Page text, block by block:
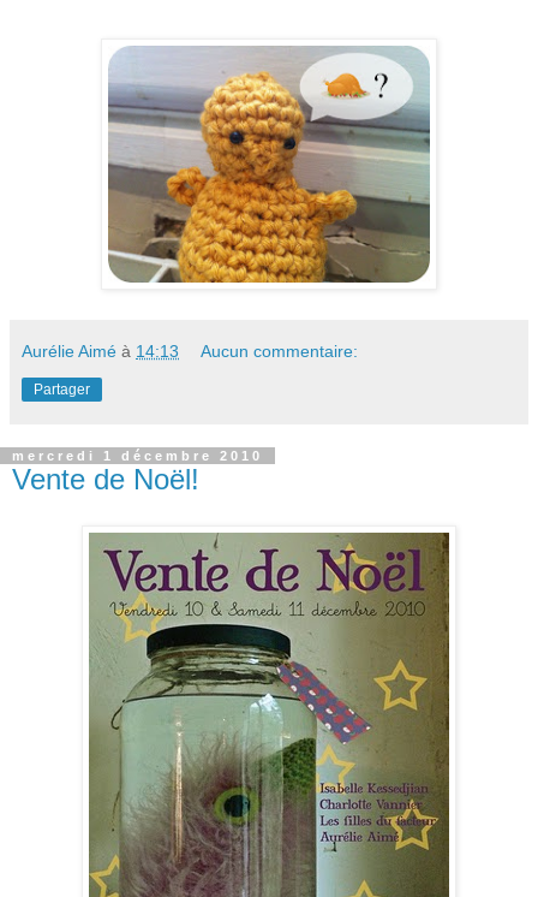
Aurélie Aimé à 14:13 Aucun commentaire:
Partager
mercredi 1 décembre 2010
Vente de Noël!